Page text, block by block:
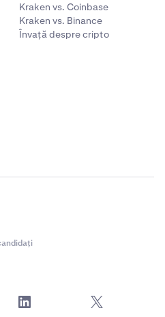
Kraken vs. Coinbase
Kraken vs. Binance
Învață despre cripto